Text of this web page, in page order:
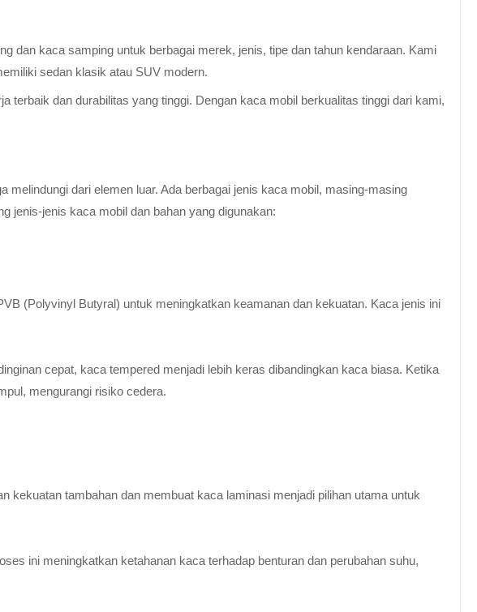
dan kaca samping untuk berbagai merek, jenis, tipe dan tahun kendaraan. Kami
sedan klasik atau SUV modern.
dan durabilitas yang tinggi. Dengan kaca mobil berkualitas tinggi dari kami,
dari elemen luar. Ada berbagai jenis kaca mobil, masing-masing
jenis-jenis kaca mobil dan bahan yang digunakan:
(Polyvinyl Butyral) untuk meningkatkan keamanan dan kekuatan. Kaca jenis ini
cepat, kaca tempered menjadi lebih keras dibandingkan kaca biasa. Ketika
mengurangi risiko cedera.
kekuatan tambahan dan membuat kaca laminasi menjadi pilihan utama untuk
ini meningkatkan ketahanan kaca terhadap benturan dan perubahan suhu,